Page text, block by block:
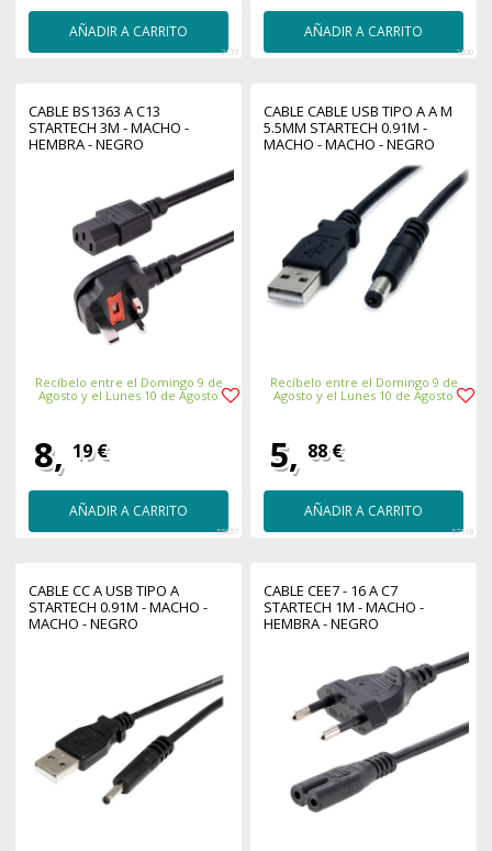
AÑADIR A CARRITO
2177
AÑADIR A CARRITO
2200
CABLE BS1363 A C13
STARTECH 3M - MACHO -
HEMBRA - NEGRO
Recíbelo entre el Domingo 9 de
Agosto y el Lunes 10 de Agosto
8, 19 €
AÑADIR A CARRITO
55857
CABLE CABLE USB TIPO A A M
5.5MM STARTECH 0.91M -
MACHO - MACHO - NEGRO
Recíbelo entre el Domingo 9 de
Agosto y el Lunes 10 de Agosto
5, 88 €
AÑADIR A CARRITO
57319
CABLE CC A USB TIPO A
STARTECH 0.91M - MACHO -
MACHO - NEGRO
CABLE CEE7 - 16 A C7
STARTECH 1M - MACHO -
HEMBRA - NEGRO